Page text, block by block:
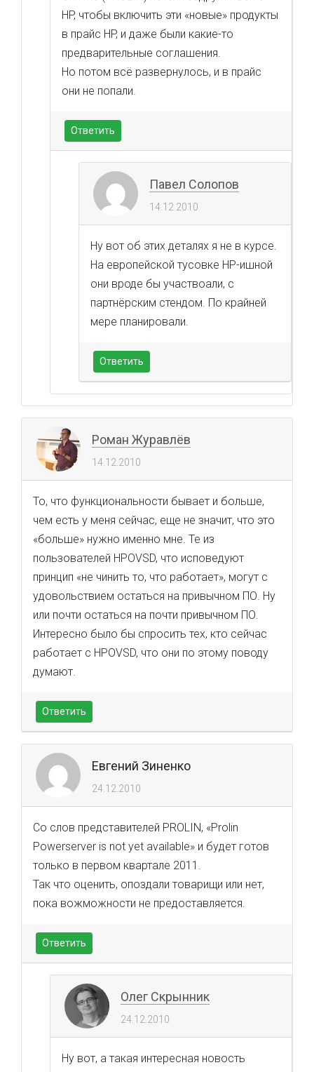
HP, чтобы включить эти «новые» продукты
в прайс HP, и даже были какие-то
предварительные соглашения.
Но потом всё развернулось, и в прайс
они не попали.
Ответить
Павел Солопов
14.12.2010
Ну вот об этих деталях я не в курсе.
На европейской тусовке HP-ишной
они вроде бы участвоали, с
партнёрским стендом. По крайней
мере планировали.
Ответить
Роман Журавлёв
14.12.2010
То, что функциональности бывает и больше,
чем есть у меня сейчас, еще не значит, что это
«больше» нужно именно мне. Те из
пользователей HPOVSD, что исповедуют
принцип «не чинить то, что работает», могут с
удовольствием остаться на привычном ПО. Ну
или почти остаться на почти привычном ПО.
Интересно было бы спросить тех, кто сейчас
работает с HPOVSD, что они по этому поводу
думают.
Ответить
Евгений Зиненко
24.12.2010
Со слов представителей PROLIN, «Prolin
Powerserver is not yet available» и будет готов
только в первом квартале 2011.
Так что оценить, опоздали товарищи или нет,
пока вожможности не предоставляется.
Ответить
Олег Скрынник
24.12.2010
Ну вот, а такая интересная новость